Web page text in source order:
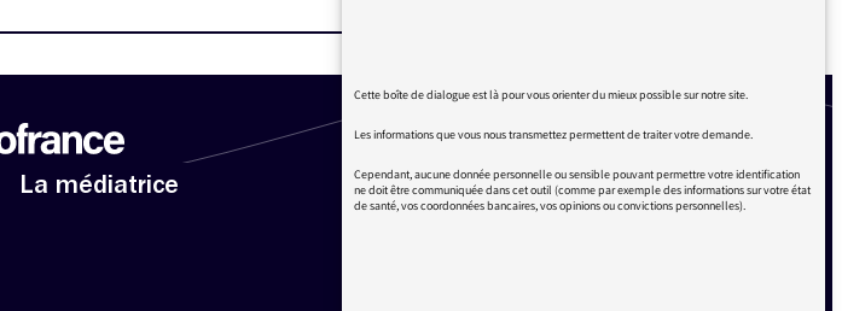
La médiatrice
Cette boîte de dialogue est là pour vous orienter du mieux possible sur notre site.
Les informations que vous nous transmettez permettent de traiter votre demande.
Cependant, aucune donnée personnelle ou sensible pouvant permettre votre identification
ne doit être communiquée dans cet outil (comme par exemple des informations sur votre état
de santé, vos coordonnées bancaires, vos opinions ou convictions personnelles).